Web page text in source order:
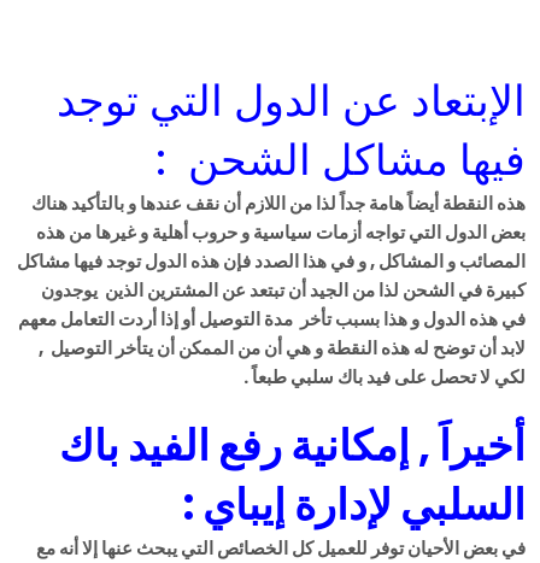
الإبتعاد عن الدول التي توجد
فيها مشاكل الشحن :
هذه النقطة أيضاً هامة جداً لذا من اللازم أن نقف عندها و بالتأكيد هناك
بعض الدول التي تواجه أزمات سياسية و حروب أهلية و غيرها من هذه
المصائب و المشاكل , و في هذا الصدد فإن هذه الدول توجد فيها مشاكل
كبيرة في الشحن لذا من الجيد أن تبتعد عن المشترين الذين يوجدون
في هذه الدول و هذا بسبب تأخر مدة التوصيل أو إذا أردت التعامل معهم
لابد أن توضح له هذه النقطة و هي أن من الممكن أن يتأخر التوصيل ,
لكي لا تحصل على فيد باك سلبي طبعاً .
أخيراََ , إمكانية رفع الفيد باك
السلبي لإدارة إيباي :
في بعض الأحيان توفر للعميل كل الخصائص التي يبحث عنها إلا أنه مع